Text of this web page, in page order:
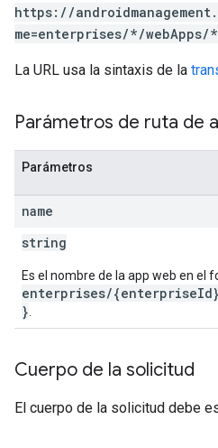
https://
me=enterprises/*/webApps/
La URL usa la sintaxis de la
Parámetros de ruta de
Parámetros
name
string
Es el nombre de la app web en el
enterprises/{enterpriseId}/
}
Cuerpo de la solicitud
El cuerpo de la solicitud debe